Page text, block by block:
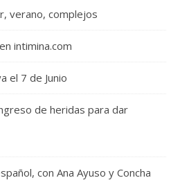
verano, complejos
intimina.com
el 7 de Junio
de heridas para dar
con Ana Ayuso y Concha